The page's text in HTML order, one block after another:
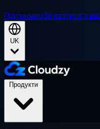
ПідтримкаЗв'язатися з
UK